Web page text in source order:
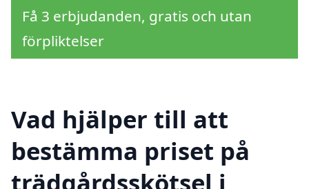
Få 3 erbjudanden, gratis och utan
förpliktelser
Vad hjälper till att
bestämma priset på
trädgårdsskötsel i